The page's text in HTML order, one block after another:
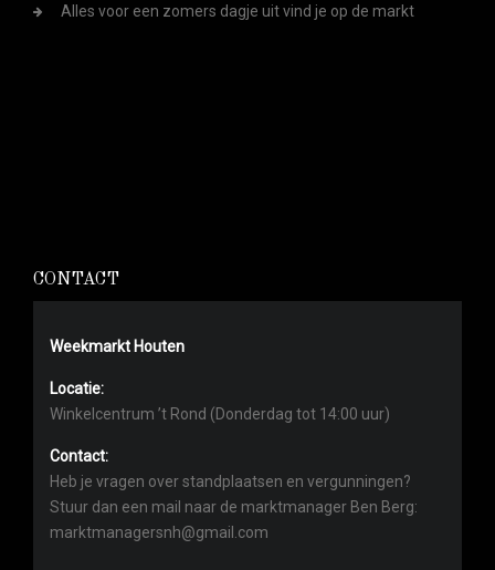
Alles voor een zomers dagje uit vind je op de markt
CONTACT
Weekmarkt Houten
Locatie:
Winkelcentrum ’t Rond (Donderdag tot 14:00 uur)
Contact:
Heb je vragen over standplaatsen en vergunningen?
Stuur dan een mail naar de marktmanager Ben Berg:
marktmanagersnh@gmail.com